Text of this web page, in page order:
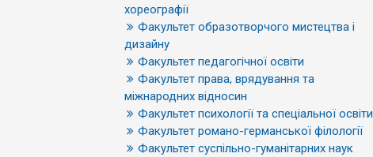
хореографії
Факультет образотворчого мистецтва і
дизайну
Факультет педагогічної освіти
Факультет права, врядування та
міжнародних відносин
Факультет психології та спеціальної освіти
Факультет романо-германської філології
Факультет суспільно-гуманітарних наук